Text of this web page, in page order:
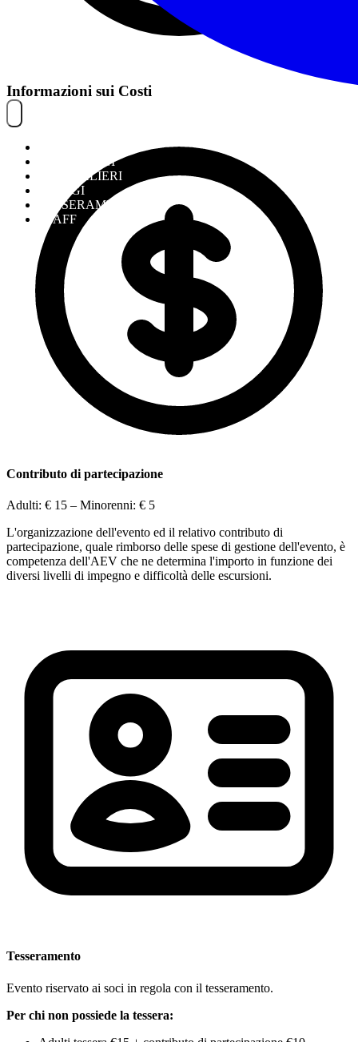
ESCURSIONI
GIORNALIERI
VIAGGI
TESSERAMENTO
STAFF
Informazioni sui Costi
Contributo di partecipazione
Adulti: € 15 – Minorenni: € 5
L'organizzazione dell'evento ed il relativo contributo di
partecipazione, quale rimborso delle spese di gestione dell'evento, è
competenza dell'AEV che ne determina l'importo in funzione dei
diversi livelli di impegno e difficoltà delle escursioni.
Tesseramento
Evento riservato ai soci in regola con il tesseramento.
Per chi non possiede la tessera: